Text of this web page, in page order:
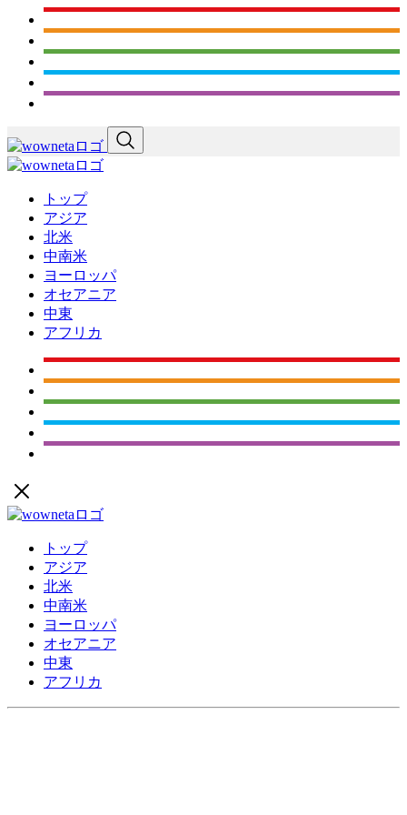
トップ
アジア
北米
中南米
ヨーロッパ
オセアニア
中東
アフリカ
トップ
アジア
北米
中南米
ヨーロッパ
オセアニア
中東
アフリカ